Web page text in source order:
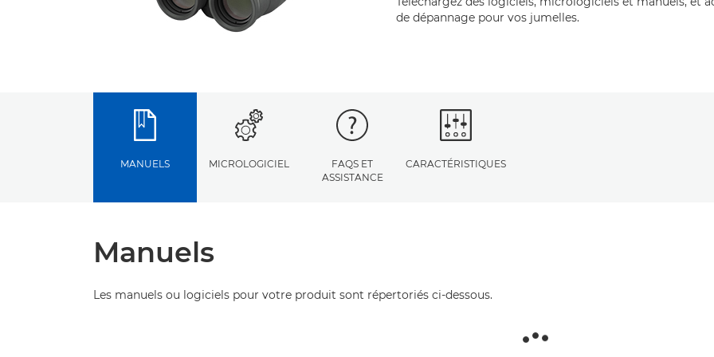
de dépannage pour vos jumelles.
MANUELS MICROLOGICIEL
FAQS ET
ASSISTANCE
CARACTÉRISTIQUES
Manuels
Les manuels ou logiciels pour votre produit sont répertoriés ci-dessous.